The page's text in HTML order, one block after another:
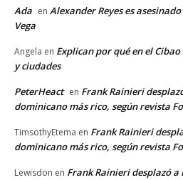
Ada en Alexander Reyes es
Vega
Angela en Explican por qué en el
y ciudades
PeterHeact en Frank Rainieri
dominicano más rico, según revista
TimsothyEtema en Frank Rainieri
dominicano más rico, según revista
Lewisdon en Frank Rainieri desplazó a